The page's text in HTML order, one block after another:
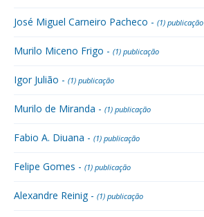
José Miguel Carneiro Pacheco - (1) publicação
Murilo Miceno Frigo - (1) publicação
Igor Julião - (1) publicação
Murilo de Miranda - (1) publicação
Fabio A. Diuana - (1) publicação
Felipe Gomes - (1) publicação
Alexandre Reinig - (1) publicação